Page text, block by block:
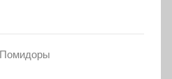
Помидоры